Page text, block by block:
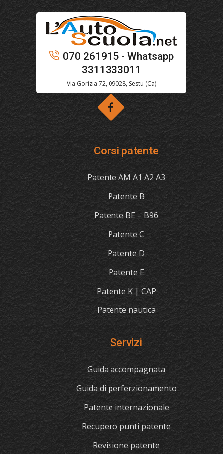
070 261915 - Whatsapp
3311333011
Via Gorizia 72, 09028, Sestu (Ca)
Corsi patente
Patente AM A1 A2 A3
Patente B
Patente BE – B96
Patente C
Patente D
Patente E
Patente K | CAP
Patente nautica
Servizi
Guida accompagnata
Guida di perferzionamento
Patente internazionale
Recupero punti patente
Revisione patente